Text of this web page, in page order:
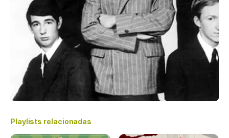
Playlists relacionadas